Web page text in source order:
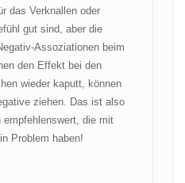
das Verknallen oder
gut sind, aber die
Assoziationen beim
den Effekt bei den
wieder kaputt, können
ziehen. Das ist also
empfehlenswert, die mit
Problem haben!